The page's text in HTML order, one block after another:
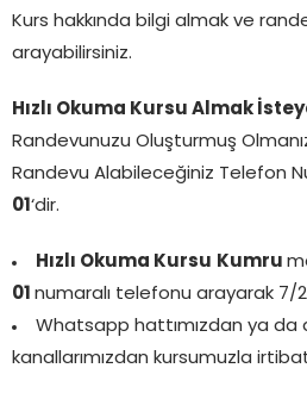
Kurs hakkında bilgi almak ve
arayabilirsiniz.
Hızlı Okuma Kursu Almak
Randevunuzu Oluşturmuş
Randevu Alabileceğiniz Telefon
01 ‘dir.
Hızlı Okuma Kursu Kumru
01 numaralı telefonu arayarak 7/
Whatsapp hattımızdan ya da
kanallarımızdan kursumuzla